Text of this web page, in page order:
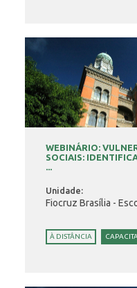
WEBINÁRIO:
SOCIAIS:
...
Unidade:
Fiocruz Brasília -
À DISTÂNCIA